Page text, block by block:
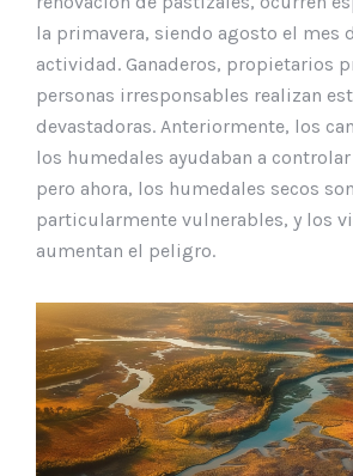
la primavera, siendo agosto el mes
actividad. Ganaderos, propietarios
personas irresponsables realizan
devastadoras. Anteriormente, los
los humedales ayudaban a
pero ahora, los humedales secos son
particularmente vulnerables, y los
aumentan el peligro.